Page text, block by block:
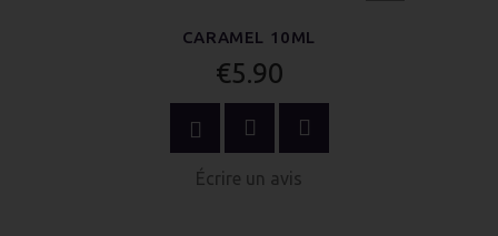
CARAMEL 10ML
€5.90
Écrire un avis